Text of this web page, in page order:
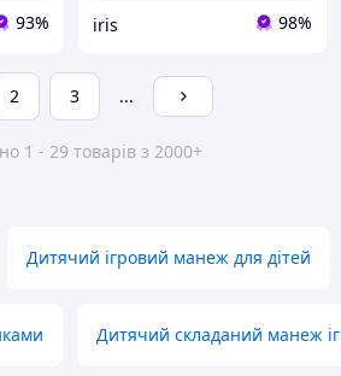
93% iris 98%
2 3 ...
1 - 29 товарів з 2000+
Дитячий ігровий манеж для дітей
Дитячий складаний манеж